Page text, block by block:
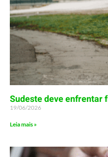
Sudeste deve enfrentar
19/06/2026
Leia mais »